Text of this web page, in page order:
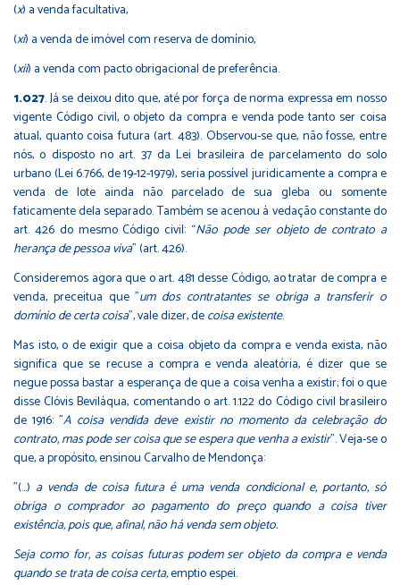
(x) a venda facultativa,
(xi) a venda de imóvel com reserva de domínio,
(xii) a venda com pacto obrigacional de preferência.
1.027.Já se deixou dito que, até por força de norma expressa em nosso
vigente Código civil, o objeto da compra e venda pode tanto ser coisa
atual, quanto coisa futura (art. 483). Observou-se que, não fosse, entre
nós, o disposto no art. 37 da Lei brasileira de parcelamento do solo
urbano (Lei 6.766, de 19-12-1979), seria possível juridicamente a compra e
venda de lote ainda não parcelado de sua gleba ou somente
faticamente dela separado. Também se acenou à vedação constante do
art. 426 do mesmo Código civil: “Não pode ser objeto de contrato a
herança de pessoa viva” (art. 426).
Consideremos agora que o art. 481 desse Código, ao tratar de compra e
venda, preceitua que "um dos contratantes se obriga a transferir o
domínio de certa coisa", vale dizer, decoisa existente.
Mas isto, o de exigir que a coisa objeto da compra e venda exista, não
significa que se recuse a compra e venda aleatória, é dizer que se
negue possa bastar a esperança de que a coisa venha a existir; foi o que
disse Clóvis Beviláqua, comentando o art. 1.122 do Código civil brasileiro
de 1916: "A coisa vendida deve existir no momento da celebração do
contrato, mas pode ser coisa que se espera que venha a existir". Veja-se o
que, a propósito, ensinou Carvalho de Mendonça:
"(…) a venda de coisa futura é uma venda condicional e, portanto, só
obriga o comprador ao pagamento do preço quando a coisa tiver
existência, pois que, afinal, não há venda sem objeto.
Seja como for, as coisas futuras podem ser objeto da compra e venda
quando se trata de coisa certa,emptio espei.